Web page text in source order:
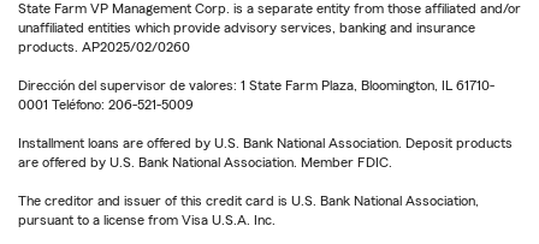
State Farm VP Management Corp. is a separate entity from those affiliated and/or
unaffiliated entities which provide advisory services, banking and insurance
products. AP2025/02/0260
Dirección del supervisor de valores: 1 State Farm Plaza, Bloomington, IL 61710-
0001 Teléfono: 206-521-5009
Installment loans are offered by U.S. Bank National Association. Deposit products
are offered by U.S. Bank National Association. Member FDIC.
The creditor and issuer of this credit card is U.S. Bank National Association,
pursuant to a license from Visa U.S.A. Inc.